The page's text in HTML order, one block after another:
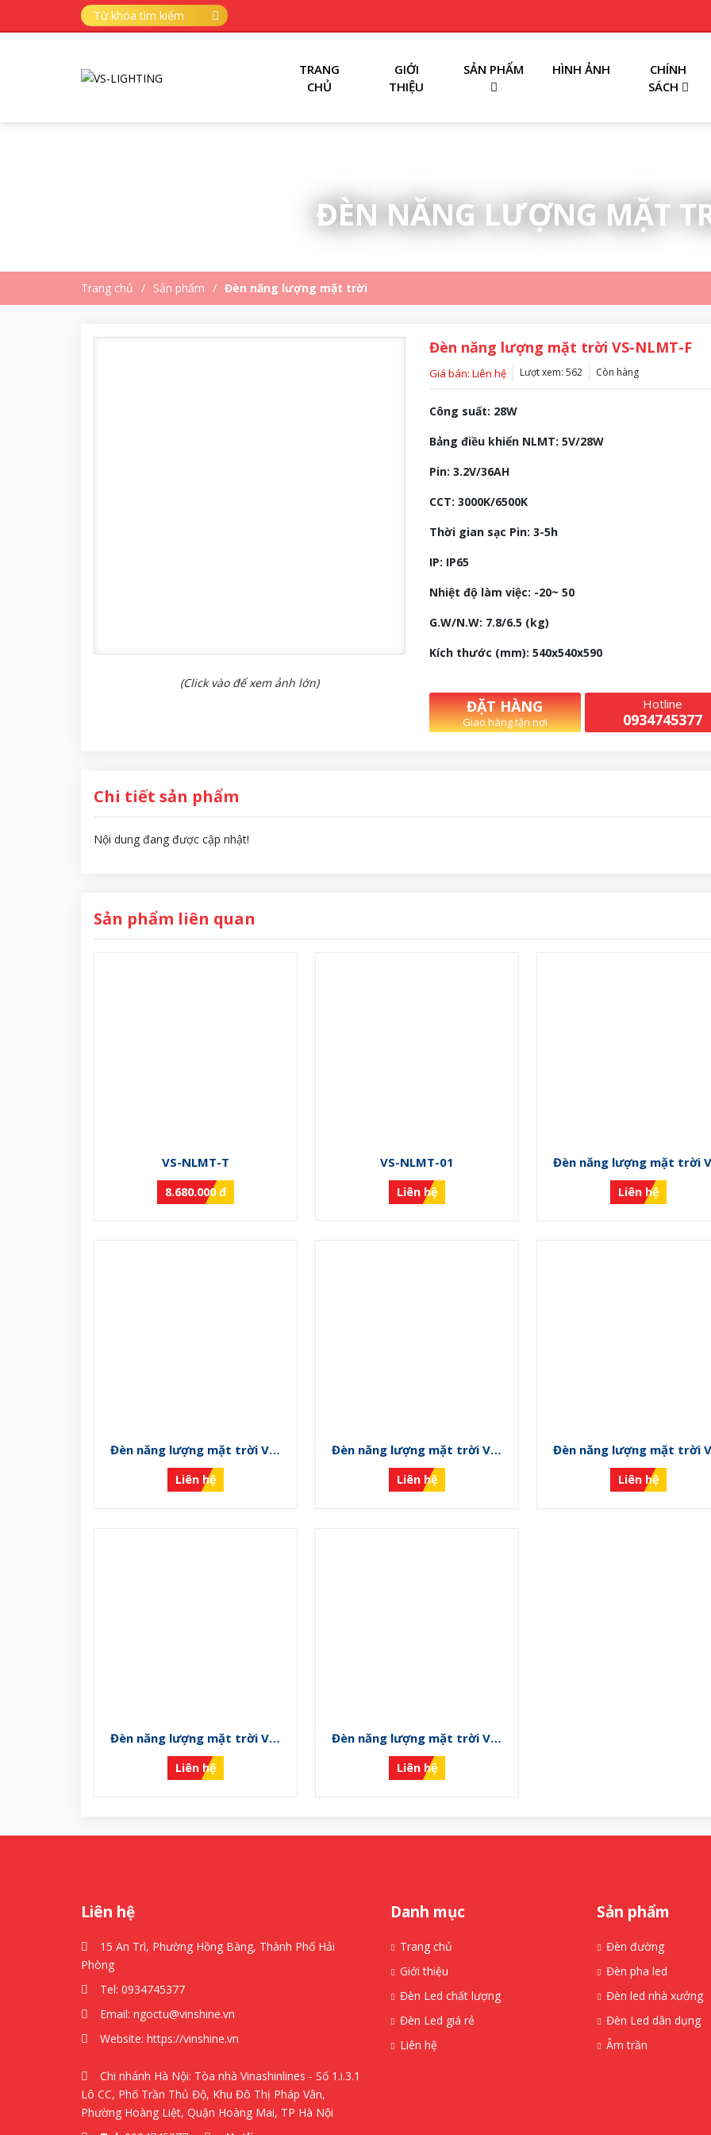
TRANG
CHỦ
GIỚI
THIỆU
SẢN PHẨM HÌNH ẢNH
CHÍNH
SÁCH
ĐÈN NĂNG LƯỢNG MẶT
Trang chủ Sản phẩm Đèn năng lượng mặt trời
(Click vào để xem ảnh lớn)
Đèn năng lượng mặt trời VS-NLMT-F
Giá bán: Liên hệ Lượt xem: 562 Còn hàng
Công suất: 28W
Bảng điều khiển NLMT: 5V/28W
Pin: 3.2V/36AH
CCT: 3000K/6500K
Thời gian sạc Pin: 3-5h
IP: IP65
Nhiệt độ làm việc: -20~ 50
G.W/N.W: 7.8/6.5 (kg)
Kích thước (mm): 540x540x590
ĐẶT HÀNG
Giao hàng tận nơi
Hotline
0934745377
Chi tiết sản phẩm
Nội dung đang được cập nhật!
Sản phẩm liên quan
VS-NLMT-T
8.680.000 đ
VS-NLMT-01
Liên hệ
Đèn năng lượng mặt trời
NLMT-01
Liên hệ
Đèn năng lượng mặt trời VS-
NLMT-M
Liên hệ
Đèn năng lượng mặt trời VS-
NLMT-L
Liên hệ
Đèn năng lượng mặt trời
NLMT-K
Liên hệ
Đèn năng lượng mặt trời VS-
NLMT-I
Liên hệ
Đèn năng lượng mặt trời VS-
NLMT-G
Liên hệ
Liên hệ
15 An Trì, Phường Hồng Bàng, Thành Phố Hải
Phòng
Tel: 0934745377
Email: ngoctu@vinshine.vn
Website: https://vinshine.vn
Chi nhánh Hà Nội: Tòa nhà Vinashinlines - Số 1.i.3.1
Lô CC, Phố Trần Thủ Độ, Khu Đô Thị Pháp Vân,
Phường Hoàng Liệt, Quận Hoàng Mai, TP Hà Nội
Danh mục
Trang chủ
Giới thiệu
Đèn Led chất lượng
Đèn Led giá rẻ
Liên hệ
Sản phẩm
Đèn đường
Đèn pha led
Đèn led nhà xưởng
Đèn Led dân dụng
Âm trần